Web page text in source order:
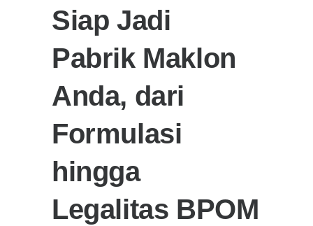
Siap Jadi
Pabrik Maklon
Anda, dari
Formulasi
hingga
Legalitas BPOM